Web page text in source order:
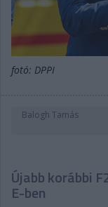
fotó: DPPI
Balogh Tamás
Újabb korábbi
E-ben